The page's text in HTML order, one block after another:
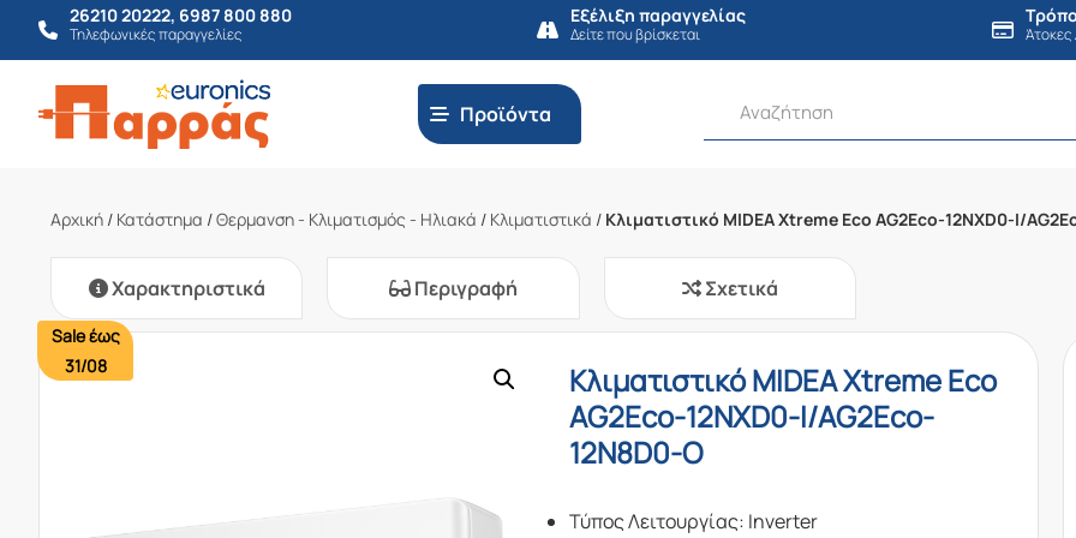
26210 20222, 6987 800 880
Τηλεφωνικές παραγγελίες
Εξέλιξη παραγγελίας
Δείτε που βρίσκεται Άτοκες
Προϊόντα
Αρχική / Κατάστημα /Θερμανση - Κλιματισμός - Ηλιακά / Κλιματιστικά / Κλιματιστικό MIDEA Xtreme Eco AG2Eco-12NXD0-I/
Χαρακτηριστικά Περιγραφή Σχετικά
Sale έως
31/08
Κλιματιστικό MIDEA Xtreme Eco
AG2Eco-12NXD0-I/AG2Eco-
12N8D0-O
Τύπος Λειτουργίας: Inverter